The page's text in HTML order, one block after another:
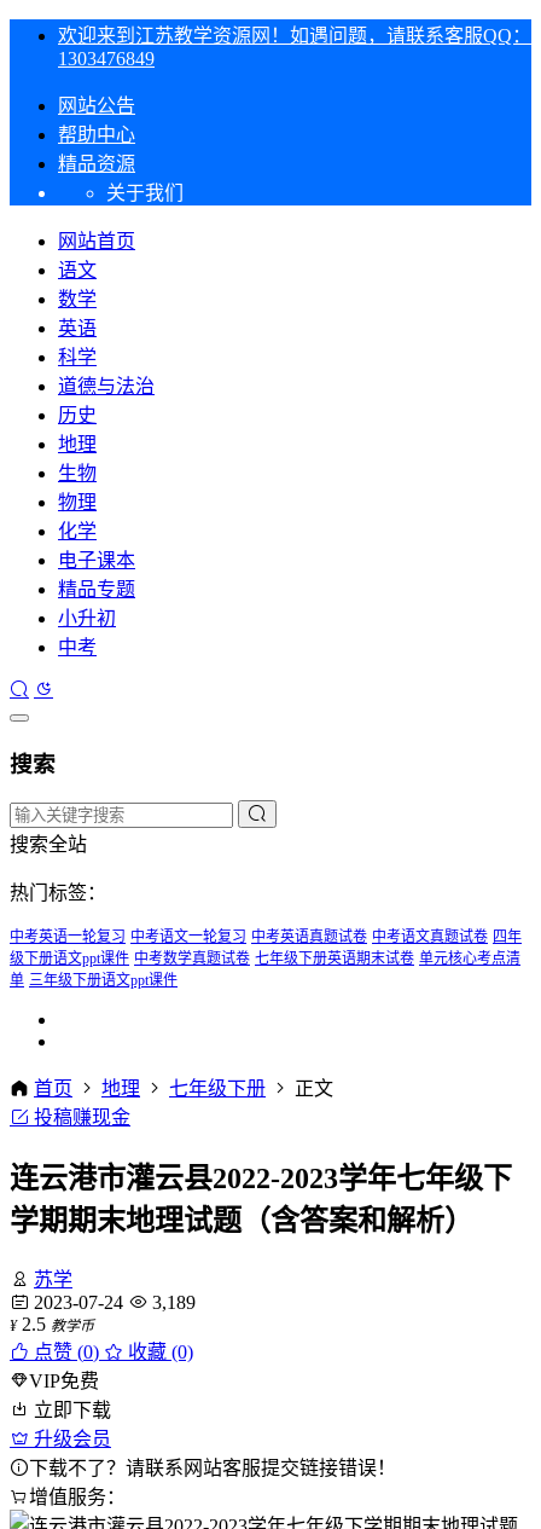
欢迎来到江苏教学资源网！如遇问题，请联系客服QQ：
1303476849
网站公告
帮助中心
精品资源
关于我们
网站首页
语文
数学
英语
科学
道德与法治
历史
地理
生物
物理
化学
电子课本
精品专题
小升初
中考
搜索
搜索全站
热门标签：
中考英语一轮复习 中考语文一轮复习 中考英语真题试卷 中考语文真题试卷 四年
级下册语文ppt课件 中考数学真题试卷 七年级下册英语期末试卷 单元核心考点清
单 三年级下册语文ppt课件
首页 地理 七年级下册
正文
投稿赚现金
连云港市灌云县2022-2023学年七年级下
学期期末地理试题（含答案和解析）
苏学
2023-07-24
3,189
¥ 2.5 教学币
点赞 (0)
收藏 (0)
VIP免费
立即下载
升级会员
下载不了？请联系网站客服提交链接错误！
增值服务：